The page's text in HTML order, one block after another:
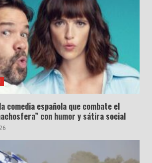
comedia española que combate el
con humor y sátira social